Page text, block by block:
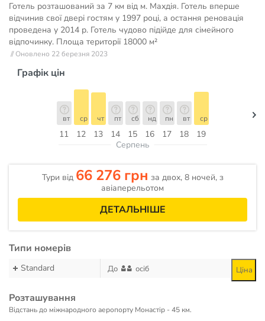
Готель розташований за 7 км від м. Махдія. Готель вперше
відчинив свої двері гостям у 1997 році, а остання реновація
проведена у 2014 р. Готель чудово підійде для сімейного
відпочинку. Площа території 18000 м²
// Оновлено 22 березня 2023
Графік цін
11
вт
12
ср
13
чт
14
пт
15
сб
16
нд
17
пн
18
вт
19
ср
Серпень
Тури від 66 276 грн за двох, 8 ночей, з
авіаперельотом
ДЕТАЛЬНІШЕ
Типи номерів
Standard До осіб Ціна
Розташування
Відстань до міжнародного аеропорту Монастір - 45 км.